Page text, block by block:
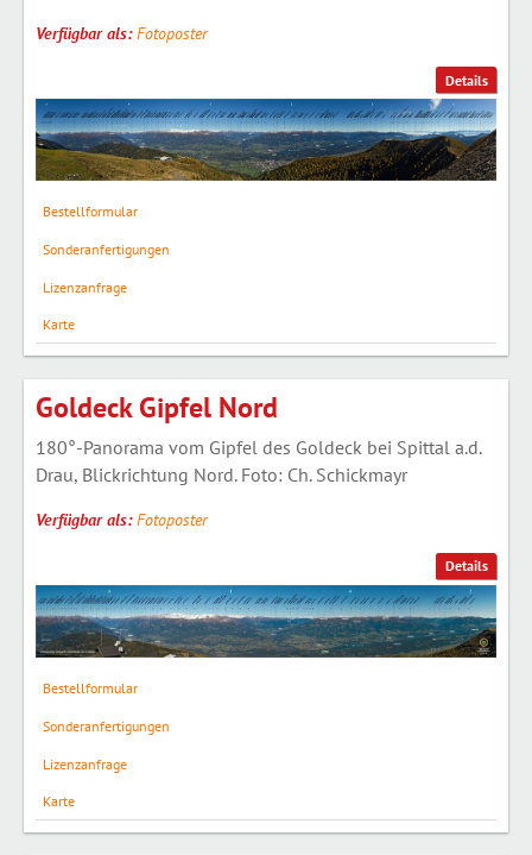
Details
Verfügbar als:Fotoposter
Bestellformular
Sonderanfertigungen
Lizenzanfrage
Karte
Details
Goldeck Gipfel Nord
180°-Panorama vom Gipfel des Goldeck bei Spittal a.d.
Drau, Blickrichtung Nord. Foto: Ch. Schickmayr
Verfügbar als:Fotoposter
Bestellformular
Sonderanfertigungen
Lizenzanfrage
Karte